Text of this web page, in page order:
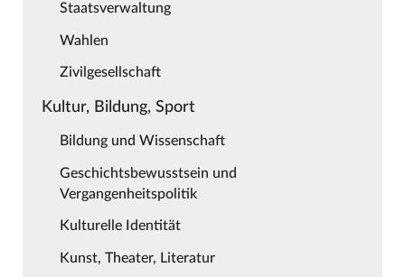
Staatsverwaltung
Wahlen
Zivilgesellschaft
Kultur, Bildung, Sport
Bildung und Wissenschaft
Geschichtsbewusstsein und
Vergangenheitspolitik
Kulturelle Identität
Kunst, Theater, Literatur